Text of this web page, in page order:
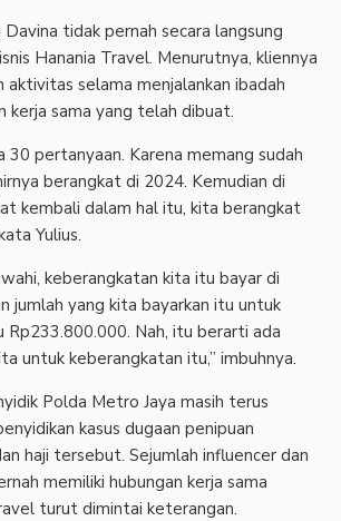
Davina tidak pernah secara langsung
Hanania Travel. Menurutnya, kliennya
aktivitas selama menjalankan ibadah
kerja sama yang telah dibuat.
30 pertanyaan. Karena memang sudah
berangkat di 2024. Kemudian di
kembali dalam hal itu, kita berangkat
Yulius.
keberangkatan kita itu bayar di
jumlah yang kita bayarkan itu untuk
Rp233.800.000. Nah, itu berarti ada
untuk keberangkatan itu,” imbuhnya.
Polda Metro Jaya masih terus
kasus dugaan penipuan
haji tersebut. Sejumlah influencer dan
memiliki hubungan kerja sama
turut dimintai keterangan.